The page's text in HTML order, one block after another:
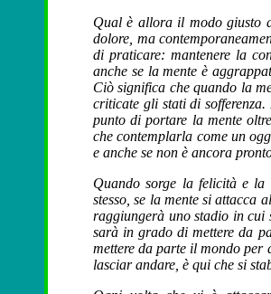
Qual è allora il modo giusto
dolore, ma
di praticare: mantenere la
anche se la mente è
Ciò significa che quando la
criticate gli stati di sofferenza.
punto di portare la mente
che contemplarla come un
e anche se non è ancora
Quando sorge la felicità e la
stesso, se la mente si attacca
raggiungerà uno stadio in cui
sarà in grado di mettere da
mettere da parte il mondo per
lasciar andare, è qui che si